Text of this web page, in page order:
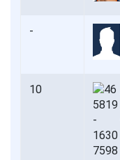
-
10